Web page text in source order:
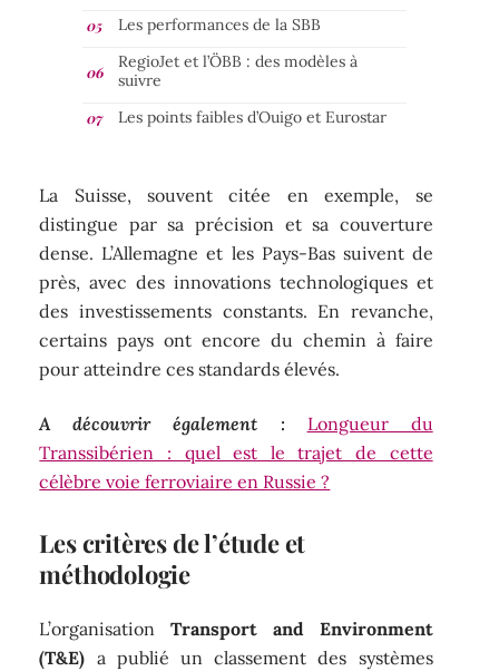
Les performances de la SBB
RegioJet et l’ÖBB : des modèles à
suivre
Les points faibles d’Ouigo et Eurostar
La Suisse, souvent citée en exemple, se
distingue par sa précision et sa couverture
dense. L’Allemagne et les Pays-Bas suivent de
près, avec des innovations technologiques et
des investissements constants. En revanche,
certains pays ont encore du chemin à faire
pour atteindre ces standards élevés.
A découvrir également :
Longueur du
Transsibérien : quel est le trajet de cette
célèbre voie ferroviaire en Russie ?
Les critères de l’étude et
méthodologie
L’organisationTransport and Environment
(T&E) a publié un classement des systèmes